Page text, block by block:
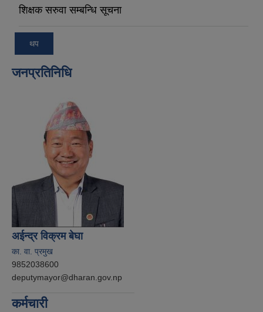
शिक्षक सरुवा सम्बन्धि सूचना
थप
जनप्रतिनिधि
अईन्द्र विक्रम बेघा
का. वा. प्रमुख
9852038600
deputymayor@dharan.gov.np
कर्मचारी